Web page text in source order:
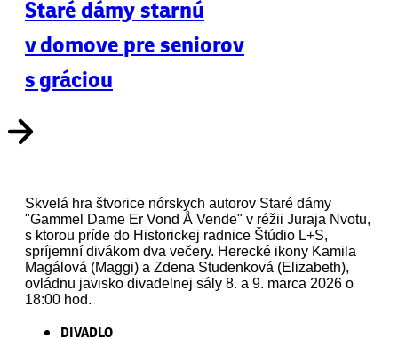
Staré dámy starnú
v domove pre seniorov
s gráciou
Skvelá hra štvorice nórskych autorov Staré dámy
"Gammel Dame Er Vond Å Vende" v réžii Juraja Nvotu,
s ktorou príde do Historickej radnice Štúdio L+S,
spríjemní divákom dva večery. Herecké ikony Kamila
Magálová (Maggi) a Zdena Studenková (Elizabeth),
ovládnu javisko divadelnej sály 8. a 9. marca 2026 o
18:00 hod.
DIVADLO